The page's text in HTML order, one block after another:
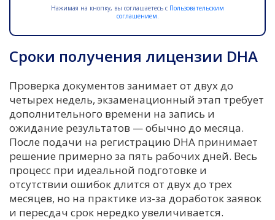
Нажимая на кнопку, вы соглашаетесь с Пользовательским
соглашением.
Сроки получения лицензии DHA
Проверка документов занимает от двух до
четырех недель, экзаменационный этап требует
дополнительного времени на запись и
ожидание результатов — обычно до месяца.
После подачи на регистрацию DHA принимает
решение примерно за пять рабочих дней. Весь
процесс при идеальной подготовке и
отсутствии ошибок длится от двух до трех
месяцев, но на практике из-за доработок заявок
и пересдач срок нередко увеличивается.